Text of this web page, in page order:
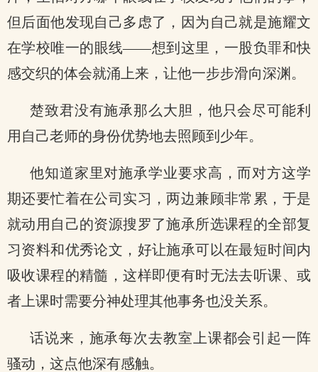
但后面他发现自己多虑了，因为自己就是施耀文
在学校唯一的眼线——想到这里，一股负罪和快
感交织的体会就涌上来，让他一步步滑向深渊。
楚致君没有施承那么大胆，他只会尽可能利
用自己老师的身份优势地去照顾到少年。
他知道家里对施承学业要求高，而对方这学
期还要忙着在公司实习，两边兼顾非常累，于是
就动用自己的资源搜罗了施承所选课程的全部复
习资料和优秀论文，好让施承可以在最短时间内
吸收课程的精髓，这样即便有时无法去听课、或
者上课时需要分神处理其他事务也没关系。
话说来，施承每次去教室上课都会引起一阵
骚动，这点他深有感触。